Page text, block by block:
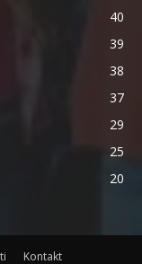
40
39
38
37
29
25
20
Kontakt